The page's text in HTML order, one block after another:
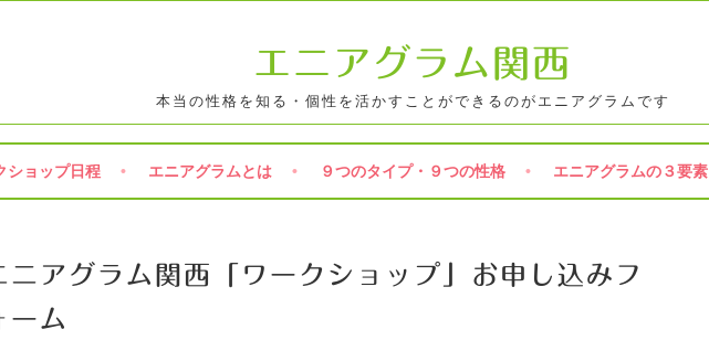
エニアグラム関西
本当の性格を知る・個性を活かすことができるのがエニアグラムです
ショップ日程 エニアグラムとは ９つのタイプ・９つの性格 エニアグラムの３要素
ニアグラム関西「ワークショップ」お申し込みフ
ーム